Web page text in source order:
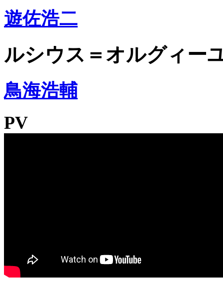
遊佐浩二
ルシウス＝オルグィー
鳥海浩輔
PV